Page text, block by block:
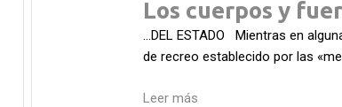
Los cuerpos y
…DEL ESTADO Mientras en
de recreo establecido por las
Leer más